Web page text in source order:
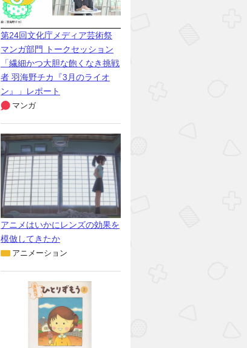
第24回文化庁メディア芸術祭
マンガ部門 トークセッション
「繊細かつ大胆な飽くなき挑戦
者 羽海野チカ『3月のライオ
ン』」レポート
マンガ
アニメはいかにレンズの効果を
模倣してきたか
アニメーション